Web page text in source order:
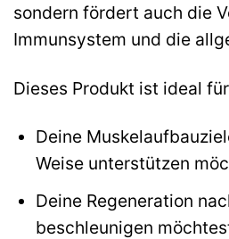
sondern fördert auch die
Immunsystem und die
Dieses Produkt ist ideal
Deine
Weise unterstützen
Deine Regeneration
beschleunigen